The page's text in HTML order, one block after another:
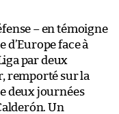
– en témoigne
d’Europe face à
par deux
remporté sur la
deux journées
Un